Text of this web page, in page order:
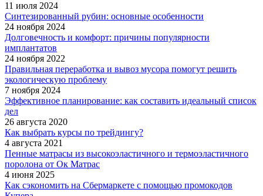
11 июля 2024
Синтезированный рубин: основные особенности
24 ноября 2024
Долговечность и комфорт: причины популярности
имплантатов
24 ноября 2022
Правильная переработка и вывоз мусора помогут решить
экологическую проблему
7 ноября 2024
Эффективное планирование: как составить идеальный список
дел
26 августа 2020
Как выбрать курсы по трейдингу?
4 августа 2021
Пенные матрасы из высокоэластичного и термоэластичного
поролона от Ок Матрас
4 июня 2025
Как сэкономить на Сбермаркете с помощью промокодов